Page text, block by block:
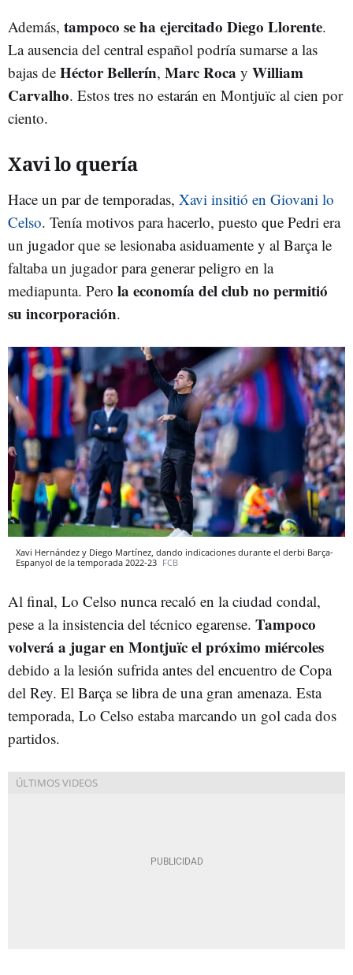
Además, tampoco se ha ejercitado Diego Llorente.
La ausencia del central español podría sumarse a las
bajas de Héctor Bellerín, Marc Roca y William
Carvalho. Estos tres no estarán en Montjuïc al cien por
ciento.
Xavi lo quería
Hace un par de temporadas, Xavi insitió en Giovani lo
Celso. Tenía motivos para hacerlo, puesto que Pedri era
un jugador que se lesionaba asiduamente y al Barça le
faltaba un jugador para generar peligro en la
mediapunta. Pero la economía del club no permitió
su incorporación.
Xavi Hernández y Diego Martínez, dando indicaciones durante el derbi Barça-
Espanyol de la temporada 2022-23 FCB
Al final, Lo Celso nunca recaló en la ciudad condal,
pese a la insistencia del técnico egarense. Tampoco
volverá a jugar en Montjuïc el próximo miércoles
debido a la lesión sufrida antes del encuentro de Copa
del Rey. El Barça se libra de una gran amenaza. Esta
temporada, Lo Celso estaba marcando un gol cada dos
partidos.